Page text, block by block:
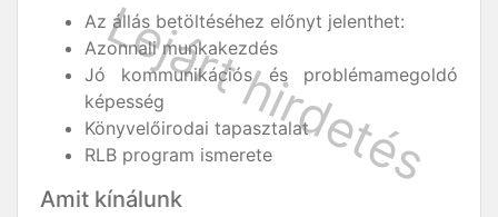
Az állás betöltéséhez előnyt jelenthet:
Azonnali munkakezdés
Jó kommunikációs és problémamegoldó
képesség
Könyvelőirodai tapasztalat
RLB program ismerete
Amit kínálunk